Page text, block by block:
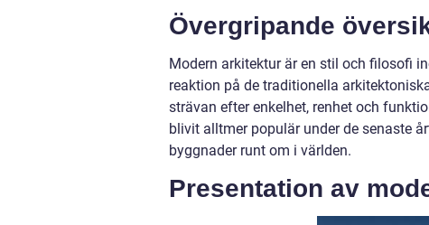
Övergripande
Modern arkitektur är en stil och filosofi
reaktion på de traditionella
strävan efter enkelhet, renhet och
blivit alltmer populär under de senaste
byggnader runt om i världen.
Presentation av